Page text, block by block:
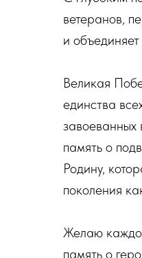
ветеранов,
и
Великая
единства
завоеванных
память о
Родину,
поколения
Желаю
память о